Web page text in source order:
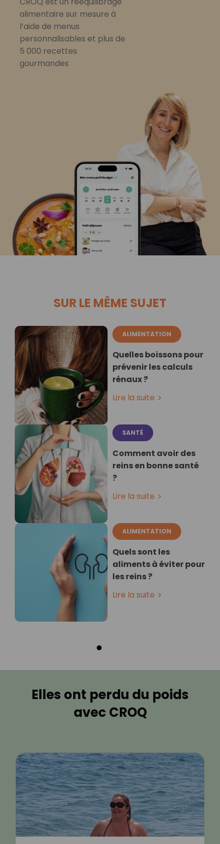
alimentaire sur mesure à
l’aide de menus
personnalisables et plus de
5 000 recettes
gourmandes
SUR LE MÊME SUJET
ALIMENTATION
Quelles boissons pour
prévenir les calculs
rénaux ?
Lire la suite
SANTÉ
Comment avoir des
reins en bonne santé
?
Lire la suite
ALIMENTATION
Quels sont les
aliments à éviter pour
les reins ?
Lire la suite
Elles ont perdu du poids
avec CROQ